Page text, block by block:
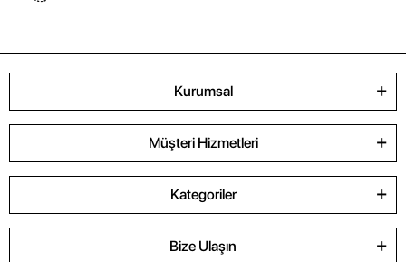
Kurumsal
Müşteri Hizmetleri
Kategoriler
Bize Ulaşın